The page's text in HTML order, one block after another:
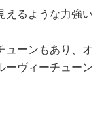
えるような力強い
ューンもあり、オ
ーヴィーチューン